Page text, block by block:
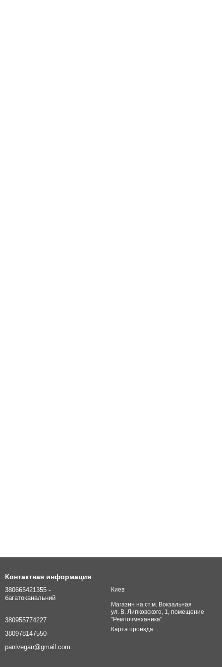
Контактная информация
380665421355 -
багатоканальний
380955774227
380978147550
panivegan@gmail.com
Киев
Магазин на ст.м. Вокзальная
ул. В. Липковского, 1, помещение
"Ремточмеханика"
Карта проезда